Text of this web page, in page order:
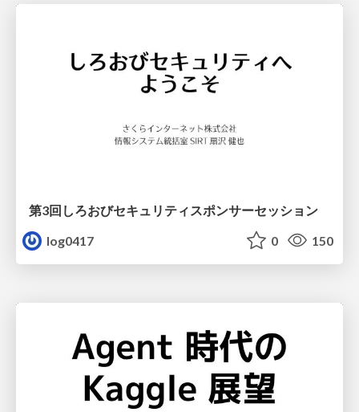
第3回しろおびセキュリティスポンサーセッション
log0417
0 150